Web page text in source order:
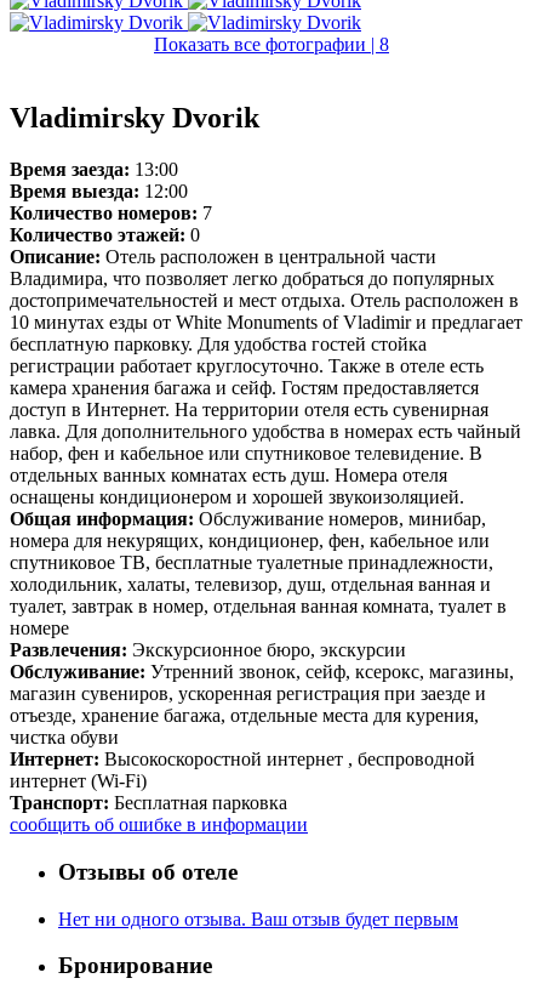
Показать все фотографии | 8
Vladimirsky Dvorik
Время заезда: 13:00
Время выезда: 12:00
Количество номеров: 7
Количество этажей: 0
Описание: Отель расположен в центральной части
Владимира, что позволяет легко добраться до популярных
достопримечательностей и мест отдыха. Отель расположен в
10 минутах езды от White Monuments of Vladimir и предлагает
бесплатную парковку. Для удобства гостей стойка
регистрации работает круглосуточно. Также в отеле есть
камера хранения багажа и сейф. Гостям предоставляется
доступ в Интернет. На территории отеля есть сувенирная
лавка. Для дополнительного удобства в номерах есть чайный
набор, фен и кабельное или спутниковое телевидение. В
отдельных ванных комнатах есть душ. Номера отеля
оснащены кондиционером и хорошей звукоизоляцией.
Общая информация: Обслуживание номеров, минибар,
номера для некурящих, кондиционер, фен, кабельное или
спутниковое ТВ, бесплатные туалетные принадлежности,
холодильник, халаты, телевизор, душ, отдельная ванная и
туалет, завтрак в номер, отдельная ванная комната, туалет в
номере
Развлечения: Экскурсионное бюро, экскурсии
Обслуживание: Утренний звонок, сейф, ксерокс, магазины,
магазин сувениров, ускоренная регистрация при заезде и
отъезде, хранение багажа, отдельные места для курения,
чистка обуви
Интернет: Высокоскоростной интернет , беспроводной
интернет (Wi-Fi)
Транспорт: Бесплатная парковка
сообщить об ошибке в информации
Отзывы об отеле
Нет ни одного отзыва. Ваш отзыв будет первым
Бронирование